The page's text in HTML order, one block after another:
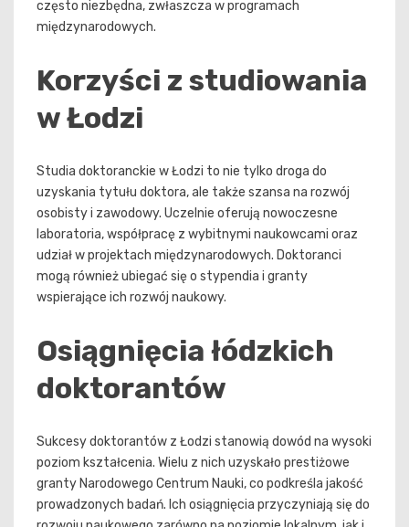
często niezbędna, zwłaszcza w programach
międzynarodowych.
Korzyści z studiowania
w Łodzi
Studia doktoranckie w Łodzi to nie tylko droga do
uzyskania tytułu doktora, ale także szansa na rozwój
osobisty i zawodowy. Uczelnie oferują nowoczesne
laboratoria, współpracę z wybitnymi naukowcami oraz
udział w projektach międzynarodowych. Doktoranci
mogą również ubiegać się o stypendia i granty
wspierające ich rozwój naukowy.
Osiągnięcia łódzkich
doktorantów
Sukcesy doktorantów z Łodzi stanowią dowód na wysoki
poziom kształcenia. Wielu z nich uzyskało prestiżowe
granty Narodowego Centrum Nauki, co podkreśla jakość
prowadzonych badań. Ich osiągnięcia przyczyniają się do